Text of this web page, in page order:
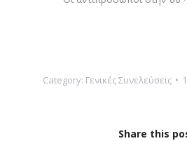
Category: Γενικές Συνελεύσεις
Share this